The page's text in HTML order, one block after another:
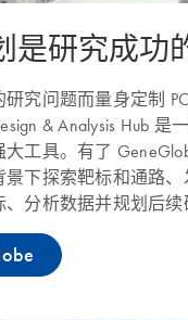
是研究成功
究问题而量身定制
& Analysis Hub
工具。有了
下探索靶标和通路
分析数据并规划后续